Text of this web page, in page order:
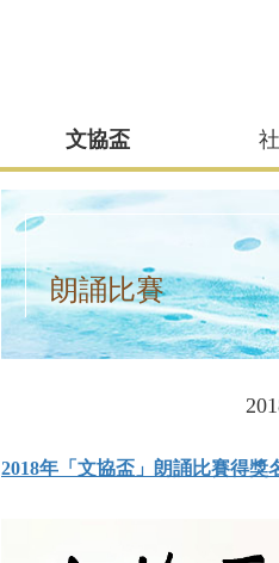
文協盃
朗誦比賽
2018年「文協盃」朗誦比賽得獎